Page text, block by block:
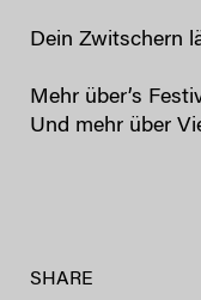
Dein Zwitschern
Mehr über’s
Und mehr über
SHARE